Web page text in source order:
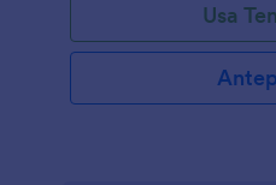
Usa